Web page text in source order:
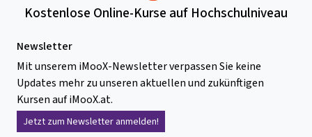
Kostenlose Online-Kurse auf Hochschulniveau
Newsletter
Mit unserem iMooX-Newsletter verpassen Sie keine
Updates mehr zu unseren aktuellen und zukünftigen
Kursen auf iMooX.at.
Jetzt zum Newsletter anmelden!